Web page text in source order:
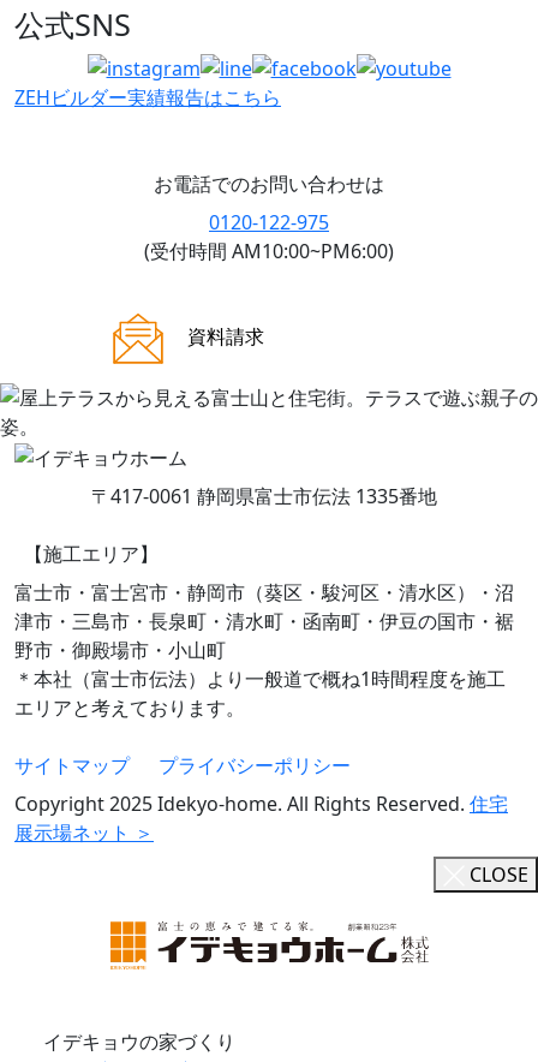
公式SNS
ZEHビルダー実績報告はこちら
お電話でのお問い合わせは
0120-122-975
(受付時間 AM10:00~PM6:00)
資料請求
〒417-0061 静岡県富士市伝法 1335番地
【施工エリア】
富士市・富士宮市・静岡市（葵区・駿河区・清水区）・沼
津市・三島市・長泉町・清水町・函南町・伊豆の国市・裾
野市・御殿場市・小山町
＊本社（富士市伝法）より一般道で概ね1時間程度を施工
エリアと考えております。
サイトマップ
プライバシーポリシー
Copyright 2025 Idekyo-home. All Rights Reserved. 住宅
展示場ネット ＞
CLOSE
イデキョウの家づくり